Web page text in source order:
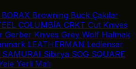
BORAX Browning Buck Çakılar
COLUMBİA CRKT Cut Knives
Gerber Knives Grey Wolf Halmak
LEATHERMAN Ledlenser
SAMURAI Sibirya SOG SQUARE
Yerli Malı